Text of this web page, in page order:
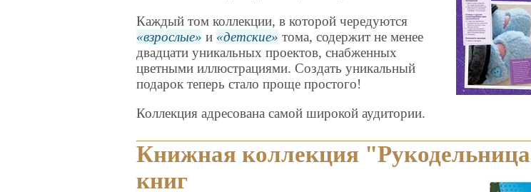
Каждый том коллекции, в которой чередуются
взрослые
и детские
тома, содержит не менее
двадцати уникальных проектов, снабженных
цветными иллюстрациями. Создать уникальный
подарок теперь стало проще простого!
Коллекция адресована самой широкой аудитории.
Книжная коллекция
книг